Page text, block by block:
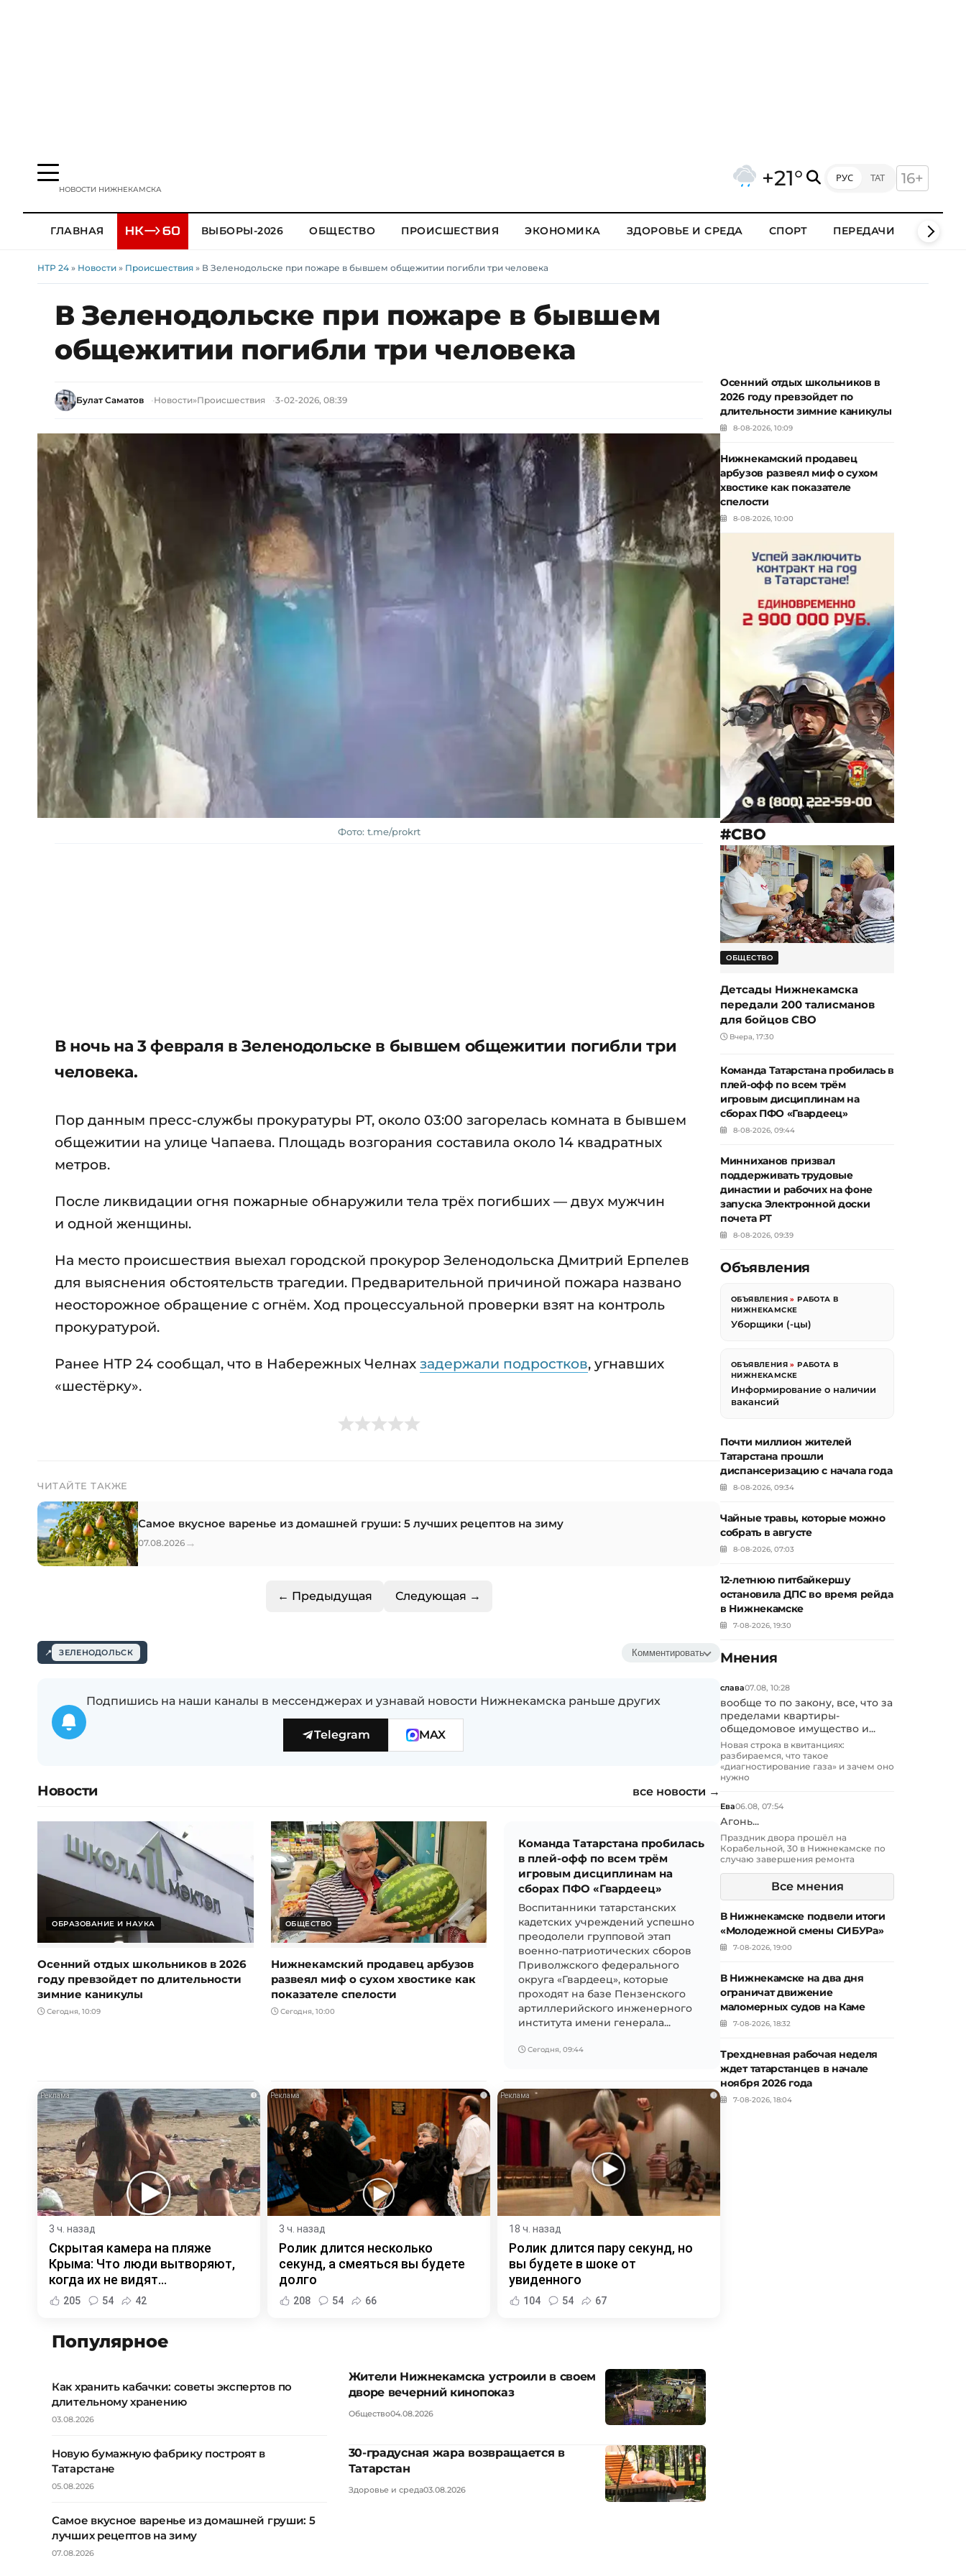
НОВОСТИ НИЖНЕКАМСКА +21° РУС ТАТ 16+
ГЛАВНАЯ ВЫБОРЫ-2026 ОБЩЕСТВО ПРОИСШЕСТВИЯ ЭКОНОМИКА ЗДОРОВЬЕ И СРЕДА СПОРТ ПЕРЕДАЧИ КЛИПЫ
НТР 24 » Новости » Происшествия » В Зеленодольске при пожаре в бывшем общежитии погибли три человека
В Зеленодольске при пожаре в бывшем
общежитии погибли три человека
Булат Саматов Новости»Происшествия 3-02-2026, 08:39
Фото: t.me/prokrt
В ночь на 3 февраля в Зеленодольске в бывшем общежитии погибли три
человека.
Пор данным пресс-службы прокуратуры РТ, около 03:00 загорелась комната в бывшем
общежитии на улице Чапаева. Площадь возгорания составила около 14 квадратных
метров.
После ликвидации огня пожарные обнаружили тела трёх погибших — двух мужчин
и одной женщины.
На место происшествия выехал городской прокурор Зеленодольска Дмитрий Ерпелев
для выяснения обстоятельств трагедии. Предварительной причиной пожара названо
неосторожное обращение с огнём. Ход процессуальной проверки взят на контроль
прокуратурой.
Ранее НТР 24 сообщал, что в Набережных Челнах задержали подростков, угнавших
«шестёрку».
ЧИТАЙТЕ ТАКЖЕ
Самое вкусное варенье из домашней груши: 5 лучших рецептов на зиму
07.08.2026 →
← Предыдущая Следующая →
ЗЕЛЕНОДОЛЬСК Комментировать
Подпишись на наши каналы в мессенджерах и узнавай новости Нижнекамска раньше других
Telegram MAX
Новости все новости →
ОБРАЗОВАНИЕ И НАУКА
Осенний отдых школьников в 2026
году превзойдет по длительности
зимние каникулы
Сегодня, 10:09
ОБЩЕСТВО
Нижнекамский продавец арбузов
развеял миф о сухом хвостике как
показателе спелости
Сегодня, 10:00
Команда Татарстана пробилась
в плей-офф по всем трём
игровым дисциплинам на
сборах ПФО «Гвардеец»
Воспитанники татарстанских
кадетских учреждений успешно
преодолели групповой этап
военно-патриотических сборов
Приволжского федерального
округа «Гвардеец», которые
проходят на базе Пензенского
артиллерийского инженерного
института имени генерала...
Сегодня, 09:44
i
3 ч. назад
Скрытая камера на пляже
Крыма: Что люди вытворяют,
когда их не видят...
205 54 42
i
3 ч. назад
Ролик длится несколько
секунд, а смеяться вы будете
долго
208 54 66
i
18 ч. назад
Ролик длится пару секунд, но
вы будете в шоке от
увиденного
104 54 67
Популярное
Как хранить кабачки: советы экспертов по
длительному хранению
03.08.2026
Новую бумажную фабрику построят в
Татарстане
05.08.2026
Самое вкусное варенье из домашней груши: 5
лучших рецептов на зиму
07.08.2026
Жители Нижнекамска устроили в своем
дворе вечерний кинопоказ
Общество04.08.2026
30-градусная жара возвращается в
Татарстан
Здоровье и среда03.08.2026
Осенний отдых школьников в
2026 году превзойдет по
длительности зимние каникулы
8-08-2026, 10:09
Нижнекамский продавец
арбузов развеял миф о сухом
хвостике как показателе
спелости
8-08-2026, 10:00
#СВО
ОБЩЕСТВО
Детсады Нижнекамска
передали 200 талисманов
для бойцов СВО
Вчера, 17:30
Команда Татарстана пробилась в
плей-офф по всем трём
игровым дисциплинам на
сборах ПФО «Гвардеец»
8-08-2026, 09:44
Минниханов призвал
поддерживать трудовые
династии и рабочих на фоне
запуска Электронной доски
почета РТ
8-08-2026, 09:39
Объявления
ОБЪЯВЛЕНИЯ »РАБОТА В
НИЖНЕКАМСКЕ
Уборщики (-цы)
ОБЪЯВЛЕНИЯ »РАБОТА В
НИЖНЕКАМСКЕ
Информирование о наличии
вакансий
Почти миллион жителей
Татарстана прошли
диспансеризацию с начала года
8-08-2026, 09:34
Чайные травы, которые можно
собрать в августе
8-08-2026, 07:03
12-летнюю питбайкершу
остановила ДПС во время рейда
в Нижнекамске
7-08-2026, 19:30
Мнения
слава07.08, 10:28
вообще то по закону, все, что за
пределами квартиры-
общедомовое имущество и...
Новая строка в квитанциях:
разбираемся, что такое
«диагностирование газа» и зачем оно
нужно
Ева06.08, 07:54
Агонь...
Праздник двора прошёл на
Корабельной, 30 в Нижнекамске по
случаю завершения ремонта
Все мнения
В Нижнекамске подвели итоги
«Молодежной смены СИБУРа»
7-08-2026, 19:00
В Нижнекамске на два дня
ограничат движение
маломерных судов на Каме
7-08-2026, 18:32
Трехдневная рабочая неделя
ждет татарстанцев в начале
ноября 2026 года
7-08-2026, 18:04